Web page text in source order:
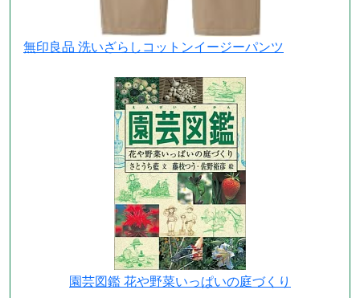
無印良品 洗いざらしコットンイージーパンツ
園芸図鑑 花や野菜いっぱいの庭づくり